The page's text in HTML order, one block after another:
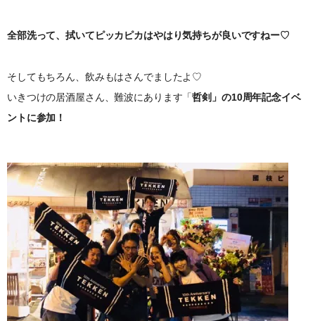
全部洗って、拭いてピッカピカはやはり気持ちが良いですねー♡
そしてもちろん、飲みもはさんでましたよ♡
いきつけの居酒屋さん、難波にあります「哲剣」の10周年記念イベ
ントに参加！